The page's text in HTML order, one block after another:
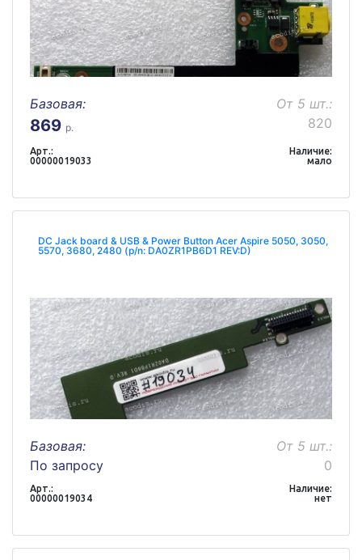
Базовая:
869 р.
От 5 шт.:
820
Арт.:
00000019033
Наличие:
мало
DC Jack board & USB & Power Button Acer Aspire 5050, 3050,
5570, 3680, 2480 (p/n: DA0ZR1PB6D1 REV:D)
Базовая:
По запросу
От 5 шт.:
0
Арт.:
00000019034
Наличие:
нет